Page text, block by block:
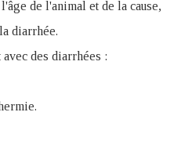
de l'animal et de la cause,
diarrhée.
des diarrhées :